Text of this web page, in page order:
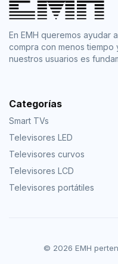
En EMH queremos ayudar
compra con menos tiempo
nuestros usuarios es
Categorías
Smart TVs
Televisores LED
Televisores curvos
Televisores LCD
Televisores portátiles
© 2026 EMH